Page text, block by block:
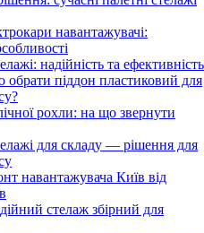
навантажувачі:
надійність та ефективність
обрати піддон пластиковий для
рохли: на що звернути
для складу — рішення для
навантажувача Київ від
стелаж збірний для